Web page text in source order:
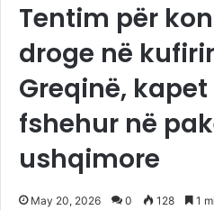
Tentim për
droge në
Greqinë,
fshehur në
ushqimore
May 20, 2026 0 128 1